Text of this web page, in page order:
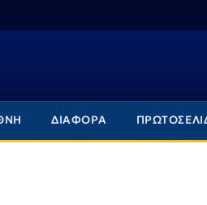
ΔΙΑΦΟΡΑ